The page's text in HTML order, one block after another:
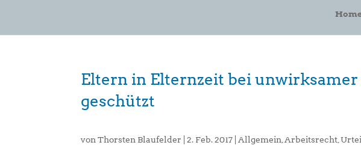
Eltern in Elternzeit bei
geschützt
vonThorsten Blaufelder |2. Feb. 2017 Allgemein Arbeitsrecht ,